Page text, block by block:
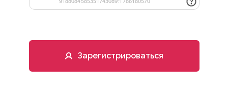
Зарегистрироваться